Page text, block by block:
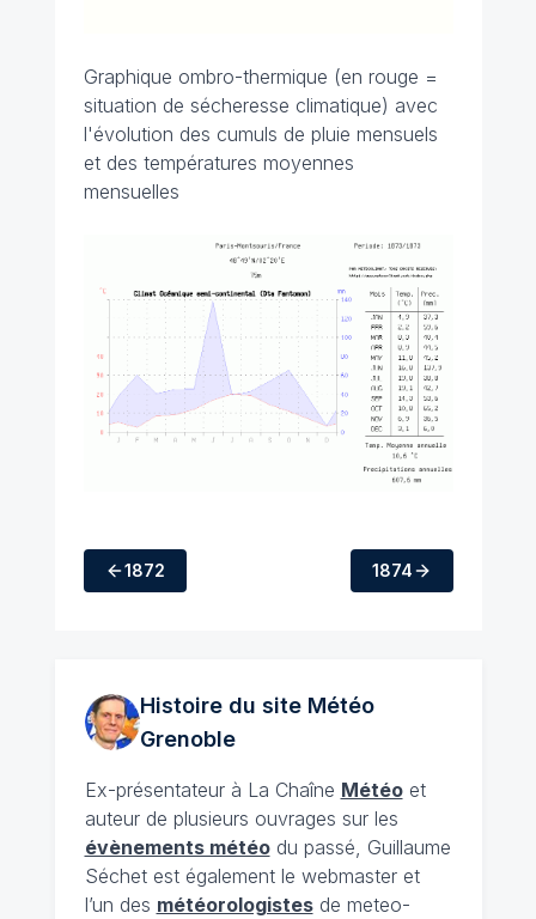
Graphique ombro-thermique (en rouge =
situation de sécheresse climatique) avec
l'évolution des cumuls de pluie mensuels
et des températures moyennes
mensuelles
1872 1874
Histoire du site Météo
Grenoble
Ex-présentateur à La Chaîne Météoet
auteur de plusieurs ouvrages sur les
évènements météodu passé, Guillaume
Séchet est également le webmaster et
l’un des météorologistesde meteo-